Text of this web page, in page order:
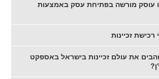
עוסק מורשה בפתיחת עסק באמצעות
זכיינות
את עולם זכיינות בישראל באספקט